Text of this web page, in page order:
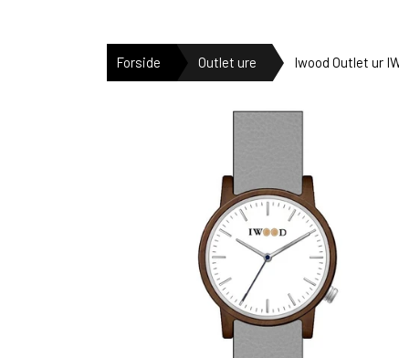
Forside Outlet ure Iwood Outlet ur